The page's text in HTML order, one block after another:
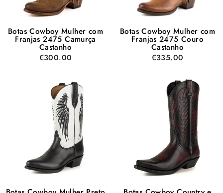
Botas Cowboy Mulher com
Franjas 2475 Camurça
Castanho
€300.00
Botas Cowboy Mulher com
Franjas 2475 Couro
Castanho
€335.00